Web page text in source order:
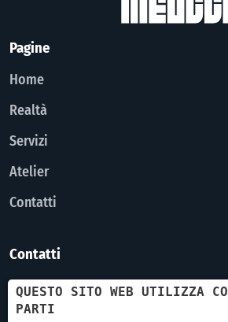
Pagine
Home
Realtà
Servizi
Atelier
Contatti
Contatti
Telefono:
+ 39 328 7783131
QUESTO SITO WEB UTILIZZA
PARTI